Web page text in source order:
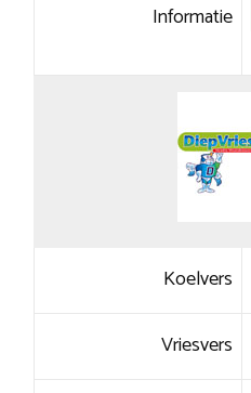
Informatie
Koelvers
Vriesvers